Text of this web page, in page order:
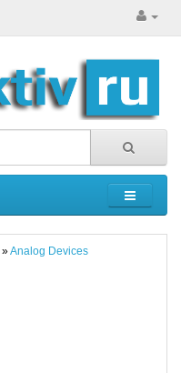
»Analog Devices